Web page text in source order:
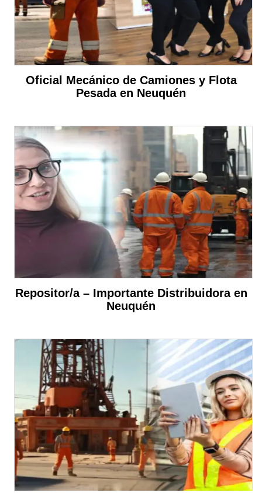
Oficial Mecánico de Camiones y Flota
Pesada en Neuquén
Repositor/a – Importante Distribuidora en
Neuquén